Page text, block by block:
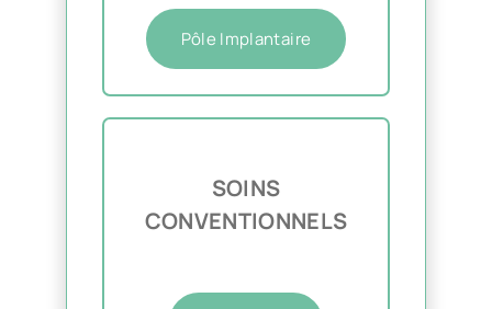
Pôle Implantaire
SOINS
CONVENTIONNELS